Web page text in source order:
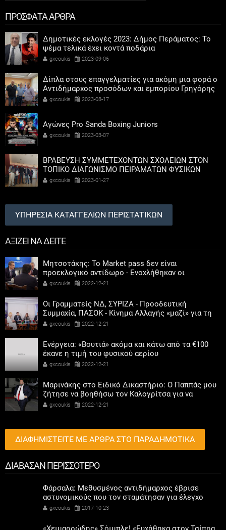
ΠΡΟΣΦΑΤΑ ΑΡΘΡΑ
Δημοτικές εκλογές 2023: Δήμος Περάματος: Το
ψέμα τελικά έχει κοντά ποδάρια
gxcoukis 2023-09-06
Δίπλα στους επαγγελματίες για ακόμη μια φορά ο
Αντιδήμαρχος προσόδων και εμπορίου Γρηγόρης
Καψοκόλης
gxcoukis 2023-08-17
Αγώνες Pro Sanda Boxing Juniors
gxcoukis 2023-03-07
ΒΡΑΒΕΥΣΗ ΣΥΜΜΕΤΕΧΟΝΤΩΝ ΣΧΟΛΕΙΩΝ ΣΤΟΝ
ΤΟΠΙΚΟ ΔΙΑΓΩΝΙΣΜΟ ΠΕΙΡΑΜΑΤΩΝ ΦΥΣΙΚΩΝ
ΕΠΙΣΤΗΜΩΝ
gxcoukis 2023-01-27
ΥΠΗΡΕΣΙΑ ΚΑΤΑΓΓΕΛΙΩΝ ΠΕΡΙΣΤΑΤΙΚΩΝ
ΑΞΙΖΕΙ ΝΑ ΔΕΙΤΕ
Μητσοτάκης: Το Market pass δεν είναι
προεκλογικό αντίδωρο - Ενοχλήθηκαν οι
αριστεροί του χαβιαριού
gxcoukis 2022-12-21
Οι Γραμματείς ΝΔ, ΣΥΡΙΖΑ - Προοδευτική
Συμμαχία, ΠΑΣΟΚ - Κίνημα Αλλαγής «μαζί» για τη
συμμετοχή των γυναικών στην πολιτική
gxcoukis 2022-12-21
Ενέργεια: «Βουτιά» ακόμα και κάτω από τα €100
έκανε η τιμή του φυσικού αερίου
gxcoukis 2022-12-21
Μαρινάκης στο Ειδικό Δικαστήριο: Ο Παππάς μου
ζήτησε να βοηθήσω τον Καλογρίτσα για να
αποκτήσει σταθμό ο ΣΥΡΙΖΑ
gxcoukis 2022-12-21
ΔΙΑΦΗΜΙΣΤΕΙΤΕ ΜΕ ΑΡΘΡΑ ΣΤΟ ΠΑΡΑΔΗΜΟΤΙΚΑ
ΔΙΑΒΑΣΑΝ ΠΕΡΙΣΣΟΤΕΡΟ
Φάρσαλα: Μεθυσμένος αντιδήμαρχος έβρισε
αστυνομικούς που τον σταμάτησαν για έλεγχο
gxcoukis 2017-10-23